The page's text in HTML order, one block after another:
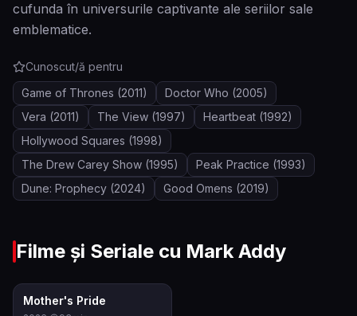
cufunda în universurile captivante ale seriilor sale
emblematice.
Cunoscut/ă pentru
Game of Thrones (2011) Doctor Who (2005)
Vera (2011) The View (1997) Heartbeat (1992)
Hollywood Squares (1998)
The Drew Carey Show (1995) Peak Practice (1993)
Dune: Prophecy (2024) Good Omens (2019)
Filme și Seriale cu Mark Addy
Mother's Pride